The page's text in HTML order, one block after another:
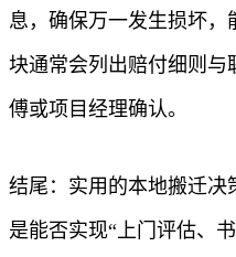
息，确保万一发生损坏
块通常会列出赔付细则与
傅或项目经理确认。
结尾：实用的本地搬迁决
是能否实现“上门评估、